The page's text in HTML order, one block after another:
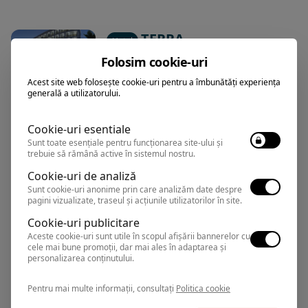
Hotel TERRA
Neptun,Arata pe harta
Hotel PHOENICIA ROYAL
Mamaia,
Rezervari si informatii
Folosim cookie-uri
Acest site web folosește cookie-uri pentru a îmbunătăți experiența
generală a utilizatorului.
Cookie-uri esentiale
Sunt toate esențiale pentru funcționarea site-ului și
trebuie să rămână active în sistemul nostru.
Cookie-uri de analiză
Sunt cookie-uri anonime prin care analizăm date despre
pagini vizualizate, traseul și acțiunile utilizatorilor în site.
Cookie-uri publicitare
Aceste cookie-uri sunt utile în scopul afișării bannerelor cu
cele mai bune promoții, dar mai ales în adaptarea și
personalizarea conținutului.
Pentru mai multe informații, consultați Politica cookie